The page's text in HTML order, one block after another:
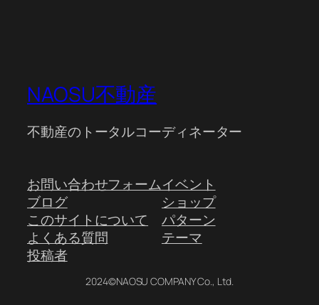
NAOSU不動産
不動産のトータルコーディネーター
お問い合わせフォーム
ブログ
このサイトについて
よくある質問
投稿者
イベント
ショップ
パターン
テーマ
2024©NAOSU COMPANY Co., Ltd.